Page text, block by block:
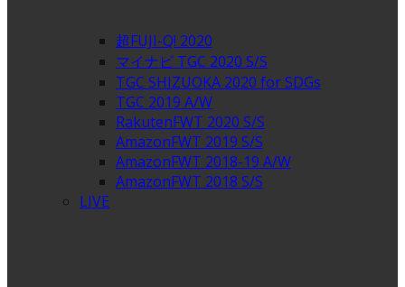
超FUJI-Q! 2020
マイナビ TGC 2020 S/S
TGC SHIZUOKA 2020 for SDGs
TGC 2019 A/W
RakutenFWT 2020 S/S
AmazonFWT 2019 S/S
AmazonFWT 2018-19 A/W
AmazonFWT 2018 S/S
LIVE